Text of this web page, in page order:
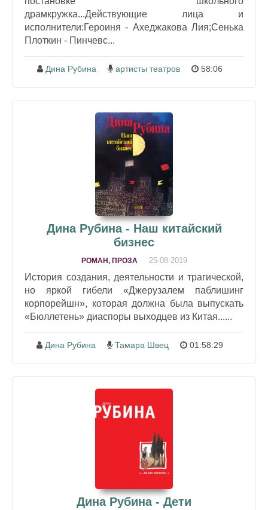
драмкружка...Действующие лица и
исполнители:Героиня - Ахеджакова Лия;Сенька
Плоткин - Пинчевс...
Дина Рубина артисты театров 58:06
Дина Рубина - Наш китайский
бизнес
РОМАН, ПРОЗА 25-08-2019
История создания, деятельности и трагической,
но яркой гибели «Джерузалем паблишинг
корпорейшн», которая должна была выпускать
«Бюллетень» диаспоры выходцев из Китая......
Дина Рубина Тамара Швец 01:58:29
Дина Рубина - Дети